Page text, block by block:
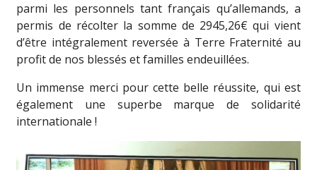
parmi les personnels tant français qu’allemands, a
permis de récolter la somme de 2945,26€ qui vient
d’être intégralement reversée à Terre Fraternité au
profit de nos blessés et familles endeuillées.
Un immense merci pour cette belle réussite, qui est
également une superbe marque de solidarité
internationale !